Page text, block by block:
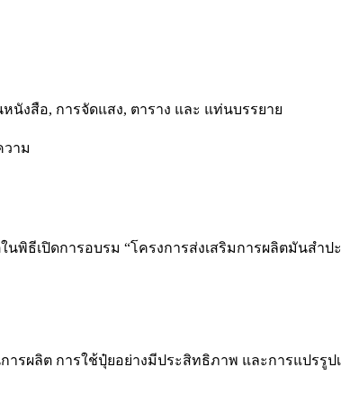
ธีเปิดการอบรม “โครงการส่งเสริมการผลิตมันสำป
รผลิต การใช้ปุ๋ยอย่างมีประสิทธิภาพ และการแปรรูป